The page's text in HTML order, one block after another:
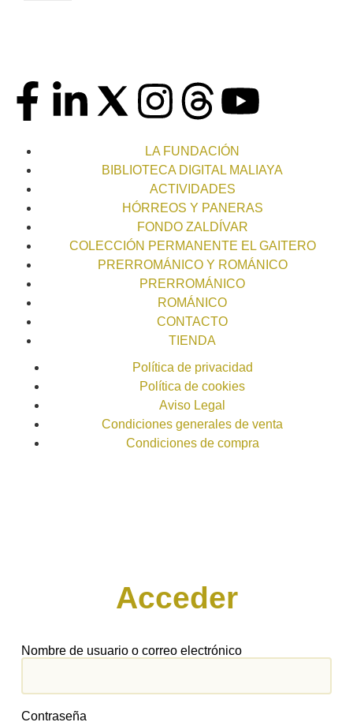
LA FUNDACIÓN
BIBLIOTECA DIGITAL MALIAYA
ACTIVIDADES
HÓRREOS Y PANERAS
FONDO ZALDÍVAR
COLECCIÓN PERMANENTE EL GAITERO
PRERROMÁNICO Y ROMÁNICO
PRERROMÁNICO
ROMÁNICO
CONTACTO
TIENDA
Política de privacidad
Política de cookies
Aviso Legal
Condiciones generales de venta
Condiciones de compra
Acceder
Nombre de usuario o correo electrónico
Contraseña